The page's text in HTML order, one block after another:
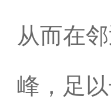
从而在
峰，足